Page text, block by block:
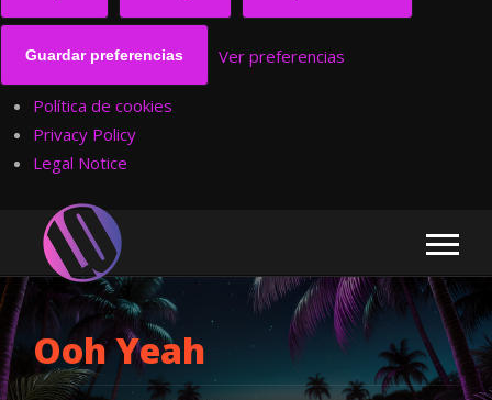
Guardar preferencias Ver preferencias
Política de cookies
Privacy Policy
Legal Notice
Ooh Yeah